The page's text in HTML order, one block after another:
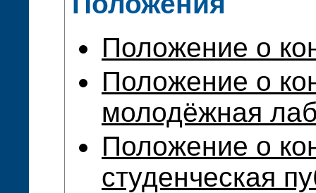
Положение о
Положение о
молодёжная
Положение о
студенческая